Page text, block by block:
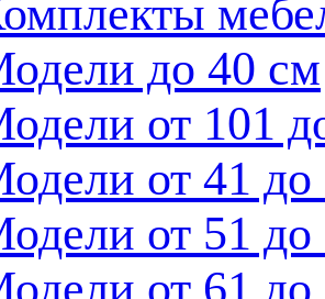
до 40 см
от 101
от 41 до
от 51 до
от 61 до